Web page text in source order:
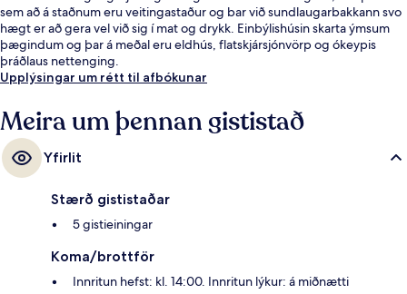
sem að á staðnum eru veitingastaður og bar við sundlaugarbakkann svo
hægt er að gera vel við sig í mat og drykk. Einbýlishúsin skarta ýmsum
þægindum og þar á meðal eru eldhús, flatskjársjónvörp og ókeypis
þráðlaus nettenging.
Upplýsingar um rétt til afbókunar
Meira um þennan gististað
Yfirlit
Stærð gististaðar
5 gistieiningar
Koma/brottför
Innritun hefst: kl. 14:00. Innritun lýkur: á miðnætti